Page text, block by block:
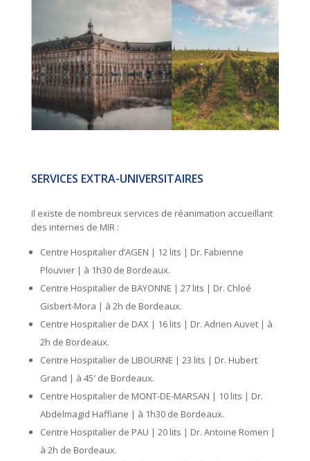
SERVICES EXTRA-UNIVERSITAIRES
Il existe de nombreux services de réanimation accueillant
des internes de MIR :
Centre Hospitalier d’AGEN | 12 lits | Dr. Fabienne
Plouvier | à 1h30 de Bordeaux.
Centre Hospitalier de BAYONNE | 27 lits | Dr. Chloé
Gisbert-Mora | à 2h de Bordeaux.
Centre Hospitalier de DAX | 16 lits | Dr. Adrien Auvet | à
2h de Bordeaux.
Centre Hospitalier de LIBOURNE | 23 lits | Dr. Hubert
Grand | à 45′ de Bordeaux.
Centre Hospitalier de MONT-DE-MARSAN | 10 lits | Dr.
Abdelmagid Haffiane | à 1h30 de Bordeaux.
Centre Hospitalier de PAU | 20 lits | Dr. Antoine Romen |
à 2h de Bordeaux.